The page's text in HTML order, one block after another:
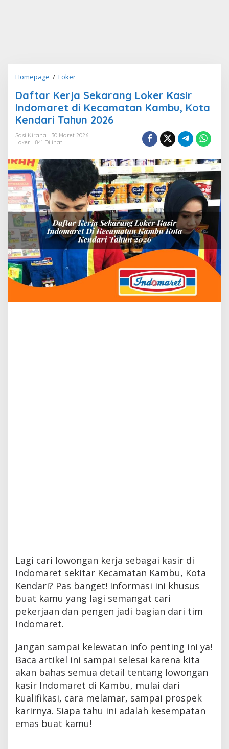
Homepage / LokerDaftar
Sekarang
Loker
Kasir
di
Kambu,
Kota
Kendari
Tahun
2026
Daftar Kerja Sekarang Loker Kasir
Indomaret di Kecamatan Kambu, Kota
Kendari Tahun 2026
Sasi Kirana
30 Maret 2026
Loker
841 Dilihat
Lagi cari lowongan kerja sebagai kasir di
Indomaret sekitar Kecamatan Kambu, Kota
Kendari? Pas banget! Informasi ini khusus
buat kamu yang lagi semangat cari
pekerjaan dan pengen jadi bagian dari tim
Indomaret.
Jangan sampai kelewatan info penting ini ya!
Baca artikel ini sampai selesai karena kita
akan bahas semua detail tentang lowongan
kasir Indomaret di Kambu, mulai dari
kualifikasi, cara melamar, sampai prospek
karirnya. Siapa tahu ini adalah kesempatan
emas buat kamu!